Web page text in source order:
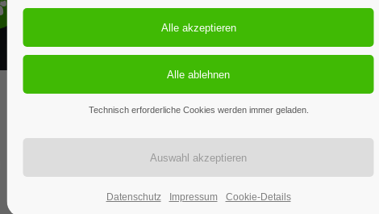
verwendete
Technisch erforderliche Cookies werden immer geladen.
Datenschutz Impressum Cookie-Details